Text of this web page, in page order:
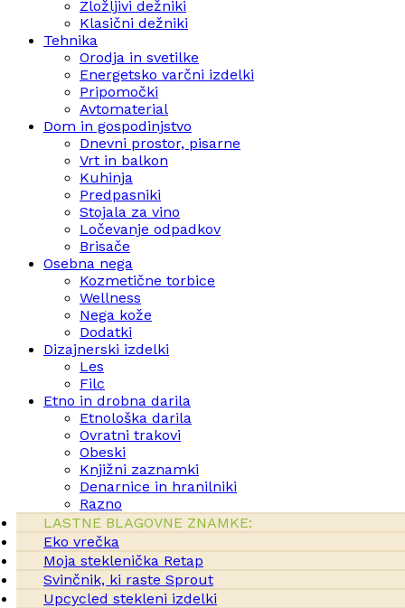
Zložljivi dežniki
Klasični dežniki
Tehnika
Orodja in svetilke
Energetsko varčni izdelki
Pripomočki
Avtomaterial
Dom in gospodinjstvo
Dnevni prostor, pisarne
Vrt in balkon
Kuhinja
Predpasniki
Stojala za vino
Ločevanje odpadkov
Brisače
Osebna nega
Kozmetične torbice
Wellness
Nega kože
Dodatki
Dizajnerski izdelki
Les
Filc
Etno in drobna darila
Etnološka darila
Ovratni trakovi
Obeski
Knjižni zaznamki
Denarnice in hranilniki
Razno
LASTNE BLAGOVNE ZNAMKE:
Eko vrečka
Moja steklenička Retap
Svinčnik, ki raste Sprout
Upcycled stekleni izdelki